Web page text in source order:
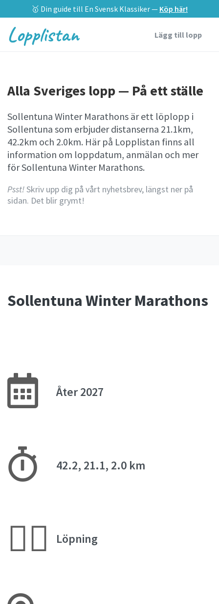
🥇 Din guide till En Svensk Klassiker — Köp här!
Lopplistan Lägg till lopp
Alla Sveriges lopp — På ett ställe
Sollentuna Winter Marathons är ett löplopp i
Sollentuna som erbjuder distanserna 21.1km,
42.2km och 2.0km. Här på Lopplistan finns all
information om loppdatum, anmälan och mer
för Sollentuna Winter Marathons.
Psst!Skriv upp dig på vårt nyhetsbrev, längst ner på
sidan. Det blir grymt!
Sollentuna Winter Marathons
Åter 2027
42.2, 21.1, 2.0 km
🏃‍♀️ Löpning